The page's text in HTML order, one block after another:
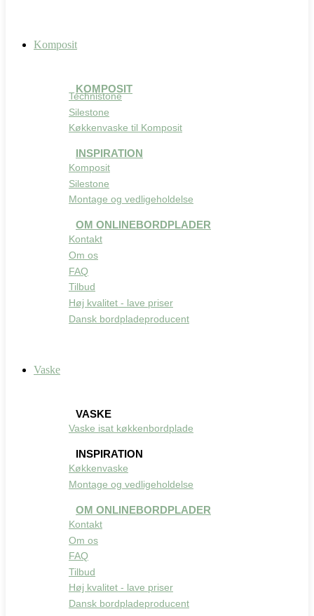
Komposit
KOMPOSIT
Technistone
Silestone
Køkkenvaske til Komposit
INSPIRATION
Komposit
Silestone
Montage og vedligeholdelse
OM ONLINEBORDPLADER
Kontakt
Om os
FAQ
Tilbud
Høj kvalitet - lave priser
Dansk bordpladeproducent
Vaske
VASKE
Vaske isat køkkenbordplade
INSPIRATION
Køkkenvaske
Montage og vedligeholdelse
OM ONLINEBORDPLADER
Kontakt
Om os
FAQ
Tilbud
Høj kvalitet - lave priser
Dansk bordpladeproducent